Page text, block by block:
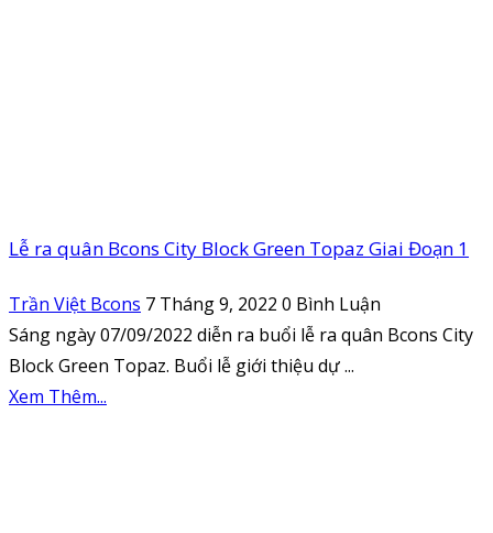
Lễ ra quân Bcons City Block Green Topaz Giai Đoạn 1
Trần Việt Bcons 7 Tháng 9, 2022 0 Bình Luận
Sáng ngày 07/09/2022 diễn ra buổi lễ ra quân Bcons City
Block Green Topaz. Buổi lễ giới thiệu dự ...
Xem Thêm...